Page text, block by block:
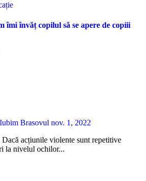
îmi învăț copilul să se apere de copiii
Iubim Brasovul nov. 1, 2022
la nivelul ochilor...